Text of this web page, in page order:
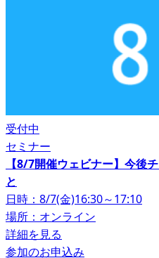
受付中
セミナー
【8/7開催ウェビナー】今後
と
日時：8/7(金)16:30～17:10
場所：オンライン
詳細を見る
参加のお申込み